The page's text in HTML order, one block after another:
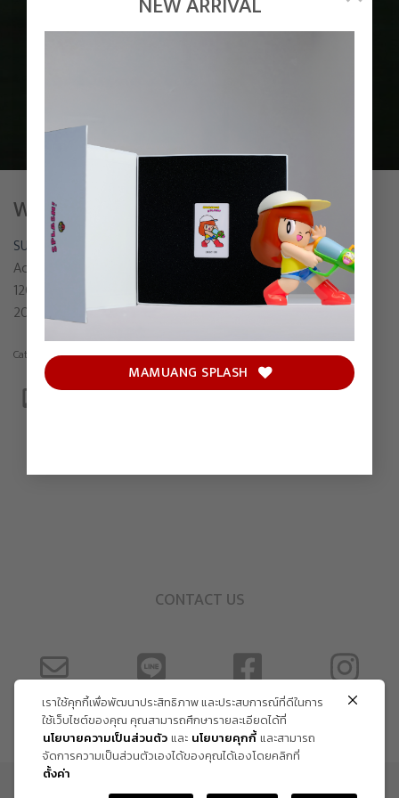
MAMUANG SPLASH
WORTH A TRY
SUNTUR
Acrylic on canvas
120 x 120 cm
2022
Category:Painting
CONTACT US
ข้อกำหนด และเงื่อนไข
เราใช้คุกกี้เพื่อพัฒนาประสิทธิภาพ และประสบการณ์ที่ดีในการ
ใช้เว็บไซต์ของคุณ คุณสามารถศึกษารายละเอียดได้ที่
นโยบายความเป็นส่วนตัวและ นโยบายคุกกี้และสามารถ
จัดการความเป็นส่วนตัวเองได้ของคุณได้เองโดยคลิกที่
ตั้งค่า